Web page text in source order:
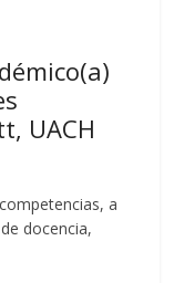
UACH
a
docencia,